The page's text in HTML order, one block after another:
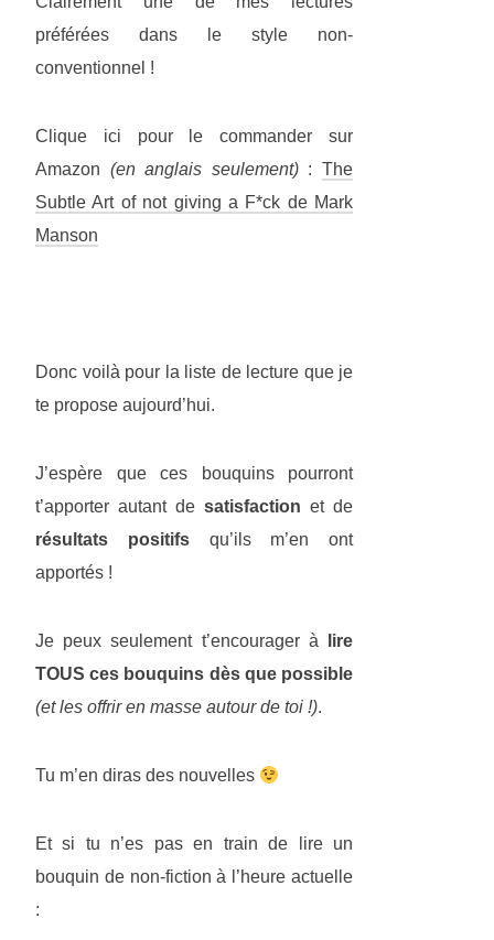
préférées dans le style non-
conventionnel !
Clique ici pour le commander sur
Amazon (en anglais seulement):The
Subtle Art of not giving a F*ck de Mark
Manson
Donc voilà pour la liste de lecture que je
te propose aujourd’hui.
J’espère que ces bouquins pourront
t’apporter autant de satisfaction et de
résultats positifsqu’ils m’en ont
apportés !
Je peux seulement t’encourager à
lire
TOUS ces bouquins dès que possible
(et les offrir en masse autour de toi !).
Tu m’en diras des nouvelles
Et si tu n’es pas en train de lire un
bouquin de non-fiction à l’heure actuelle
: